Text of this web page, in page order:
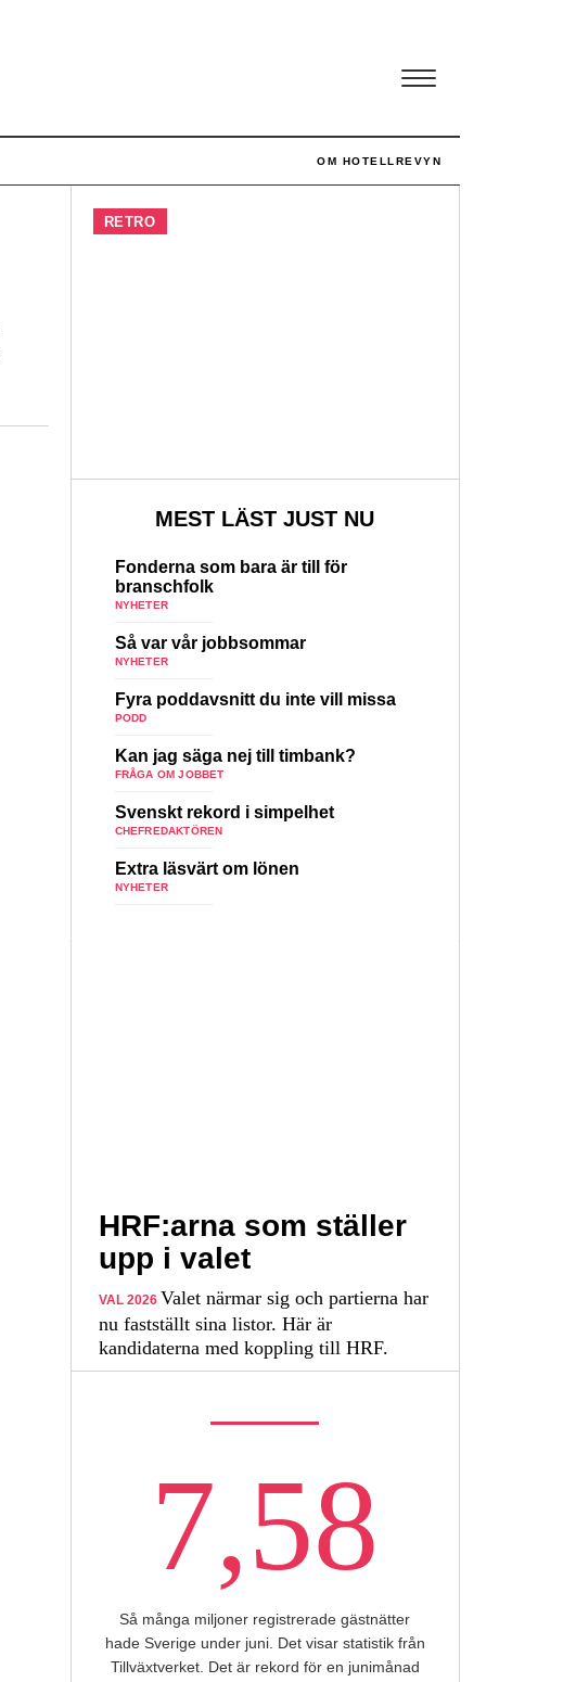
OM HOTELLREVYN
RETRO
MEST LÄST JUST NU
Fonderna som bara är till för
branschfolk
NYHETER
Så var vår jobbsommar
NYHETER
Fyra poddavsnitt du inte vill missa
PODD
Kan jag säga nej till timbank?
FRÅGA OM JOBBET
Svenskt rekord i simpelhet
CHEFREDAKTÖREN
Extra läsvärt om lönen
NYHETER
HRF:arna som ställer
upp i valet
VAL 2026 Valet närmar sig och partierna har
nu fastställt sina listor. Här är
kandidaterna med koppling till HRF.
7,58
Så många miljoner registrerade gästnätter
hade Sverige under juni. Det visar statistik från
Tillväxtverket. Det är rekord för en junimånad